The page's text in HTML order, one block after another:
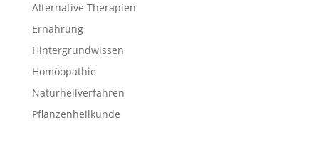
Alternative Therapien
Ernährung
Hintergrundwissen
Homöopathie
Naturheilverfahren
Pflanzenheilkunde